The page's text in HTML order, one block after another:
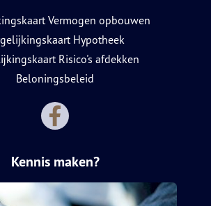
Vermogen opbouwen
Hypotheek
Risico's afdekken
Beloningsbeleid
Kennis maken?